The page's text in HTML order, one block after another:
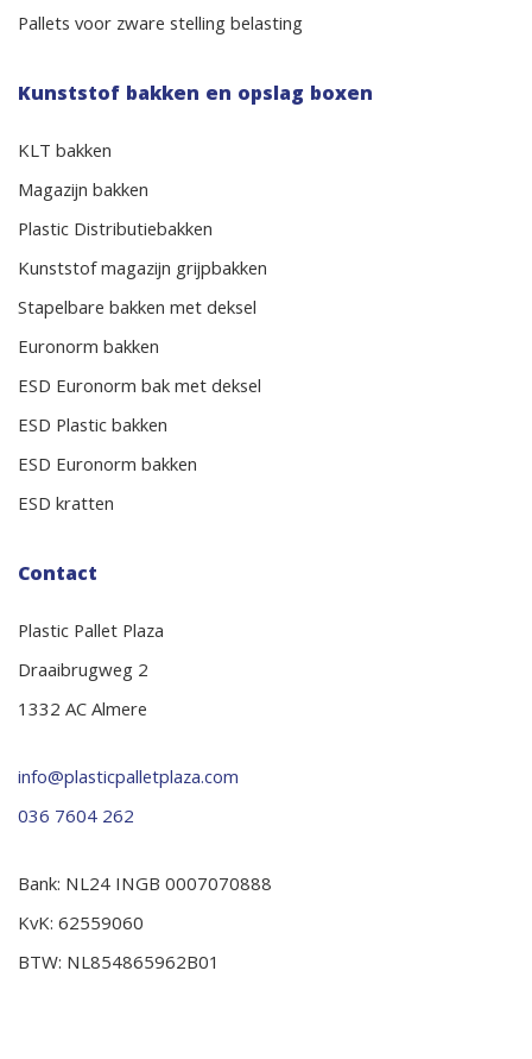
Pallets voor zware stelling belasting
Kunststof bakken en opslag boxen
KLT bakken
Magazijn bakken
Plastic Distributiebakken
Kunststof magazijn grijpbakken
Stapelbare bakken met deksel
Euronorm bakken
ESD Euronorm bak met deksel
ESD Plastic bakken
ESD Euronorm bakken
ESD kratten
Contact
Plastic Pallet Plaza
Draaibrugweg 2
1332 AC Almere
info@plasticpalletplaza.com
036 7604 262
Bank: NL24 INGB 0007070888
KvK: 62559060
BTW: NL854865962B01